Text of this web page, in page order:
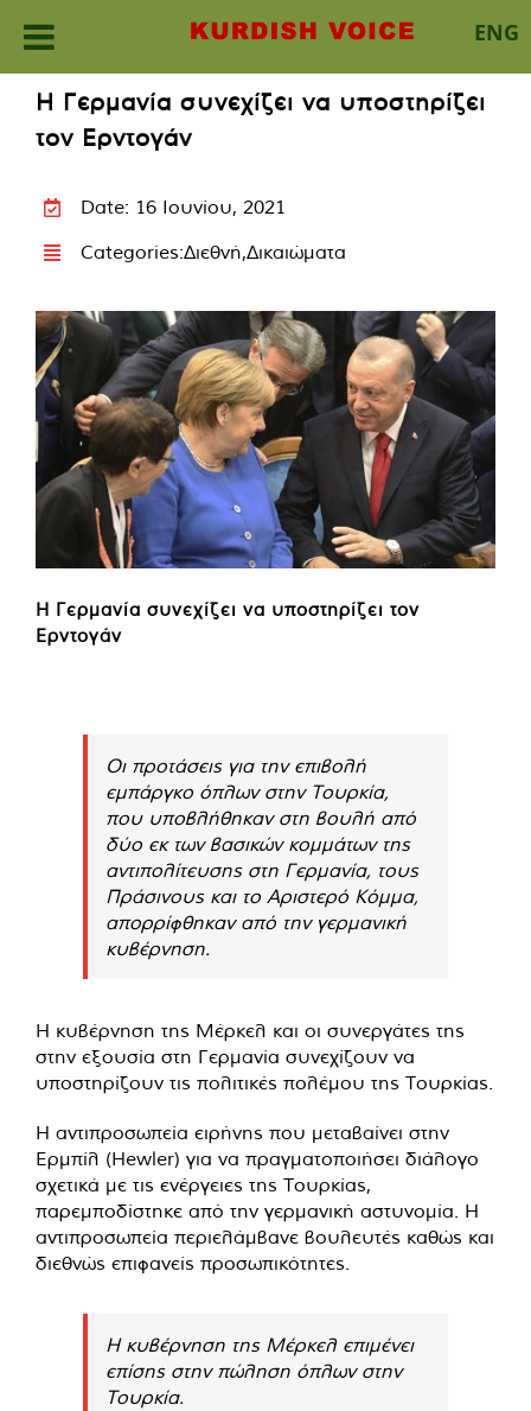
ENG
content
Η Γερμανία συνεχίζει να υποστηρίζει
τον Ερντογάν
Date: 16 Ιουνίου, 2021
Categories:Διεθνή,Δικαιώματα
Η Γερμανία συνεχίζει να υποστηρίζει τον
Ερντογάν
Οι προτάσεις για την επιβολή
εμπάργκο όπλων στην Τουρκία,
που υποβλήθηκαν στη βουλή από
δύο εκ των βασικών κομμάτων της
αντιπολίτευσης στη Γερμανία, τους
Πράσινους και το Αριστερό Κόμμα,
απορρίφθηκαν από την γερμανική
κυβέρνηση.
Η κυβέρνηση της Μέρκελ και οι συνεργάτες της
στην εξουσία στη Γερμανία συνεχίζουν να
υποστηρίζουν τις πολιτικές πολέμου της Τουρκίας.
Η αντιπροσωπεία ειρήνης που μεταβαίνει στην
Ερμπίλ (Hewler) για να πραγματοποιήσει διάλογο
σχετικά με τις ενέργειες της Τουρκίας,
παρεμποδίστηκε από την γερμανική αστυνομία. Η
αντιπροσωπεία περιελάμβανε βουλευτές καθώς και
διεθνώς επιφανείς προσωπικότητες.
Η κυβέρνηση της Μέρκελ επιμένει
επίσης στην πώληση όπλων στην
Τουρκία.